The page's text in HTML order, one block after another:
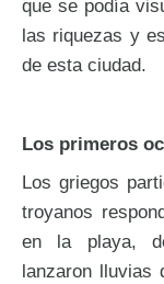
que se podía
las riquezas y
de esta ciudad.
Los primeros
Los griegos
troyanos
en la playa,
lanzaron lluvias